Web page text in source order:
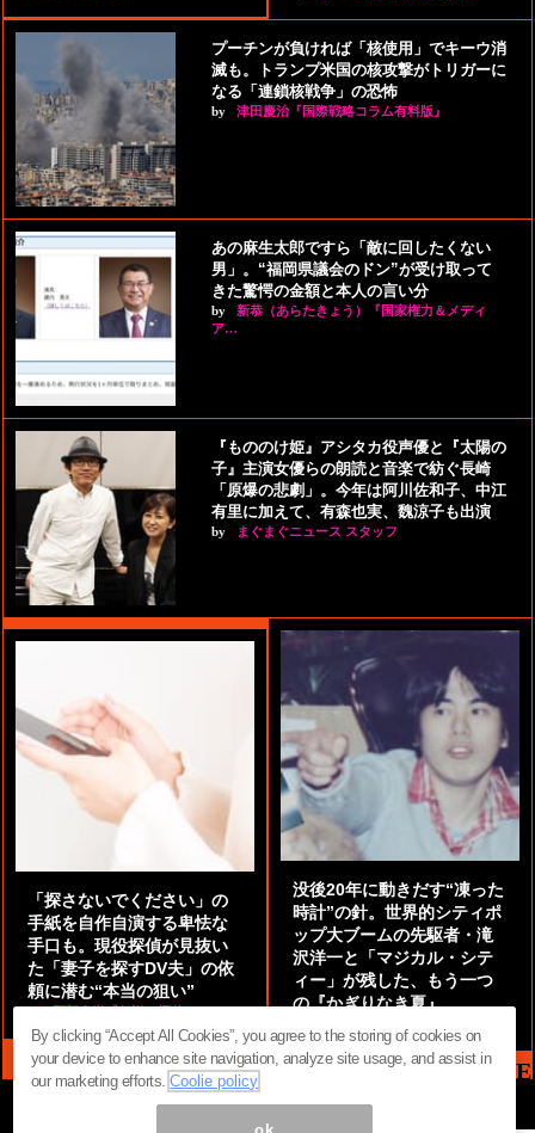
プーチンが負ければ「核使用」でキーウ消
滅も。トランプ米国の核攻撃がトリガーに
なる「連鎖核戦争」の恐怖
by 津田慶治『国際戦略コラム有料版』
あの麻生太郎ですら「敵に回したくない
男」。“福岡県議会のドン”が受け取って
きた驚愕の金額と本人の言い分
by
新恭（あらたきょう）『国家権力＆メディ
ア…
『もののけ姫』アシタカ役声優と『太陽の
子』主演女優らの朗読と音楽で紡ぐ長崎
「原爆の悲劇」。今年は阿川佐和子、中江
有里に加えて、有森也実、魏涼子も出演
by まぐまぐニュース スタッフ
「探さないでください」の
手紙を自作自演する卑怯な
手口も。現役探偵が見抜い
た「妻子を探すDV夫」の依
頼に潜む“本当の狙い”
by 阿部泰尚『伝説の探偵』
没後20年に動きだす“凍った
時計”の針。世界的シティポ
ップ大ブームの先駆者・滝
沢洋一と「マジカル・シテ
ィー」が残した、もう一つ
の『かぎりなき夏』
MAG2 NEWS HEADLINE
By clicking “Accept All Cookies”, you agree to the storing of cookies on
your device to enhance site navigation, analyze site usage, and assist in
our marketing efforts.Coolie policy